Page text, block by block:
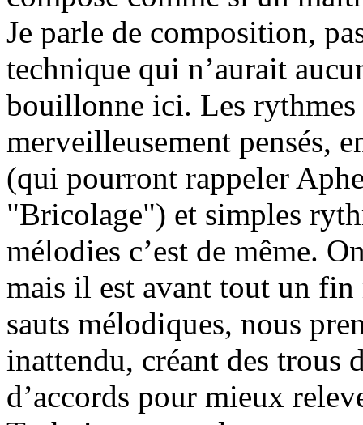
Je parle de composition,
technique qui n’aurait
bouillonne ici. Les
merveilleusement pensés,
(qui pourront rappeler
"Bricolage") et simples
mélodies c’est de même.
mais il est avant tout un
sauts mélodiques, nous
inattendu, créant des trous
d’accords pour mieux